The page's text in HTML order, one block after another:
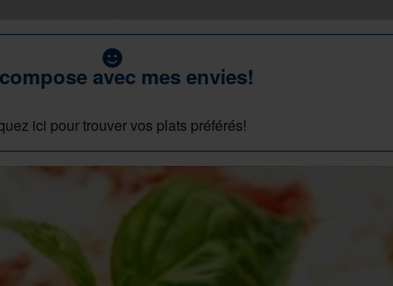
avec mes envies!
ici pour trouver vos plats préférés!